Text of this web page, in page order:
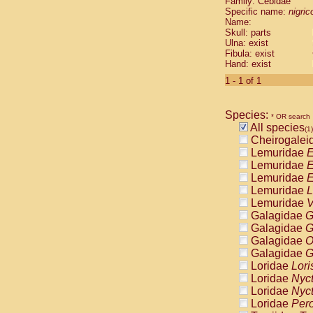
Cebidae
Cebidae
Cebidae
Cebidae
Cebidae
Cebidae
Cebidae
Cebidae
Cebidae
Cebidae
Cebidae
Cebidae
Atelidae
Atelidae
Atelidae
Atelidae
Atelidae
Atelidae
Atelidae
Atelidae
Atelidae
Atelidae
Pitheciidae
Specific name:
Name:
Skull: parts
Ulna: exist
Fibula: exist
Hand: exist
1 - 1 of 1
Species: * OR search
All species(1)
Lemuridae
Lemuridae
Lemuridae
Lemuridae
Lemuridae
Galagidae
Galagidae
Galagidae
Galagidae
Loridae
Loridae
Loridae
Loridae